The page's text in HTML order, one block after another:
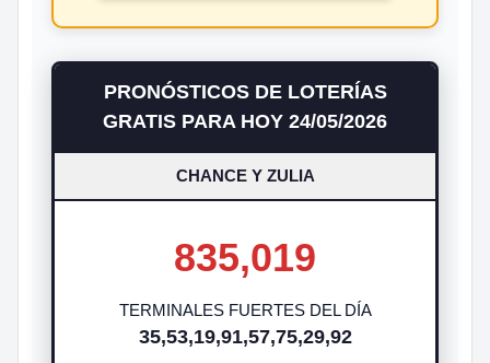
PRONÓSTICOS DE LOTERÍAS
GRATIS PARA HOY 24/05/2026
CHANCE Y ZULIA
835,019
TERMINALES FUERTES DEL DÍA
35,53,19,91,57,75,29,92